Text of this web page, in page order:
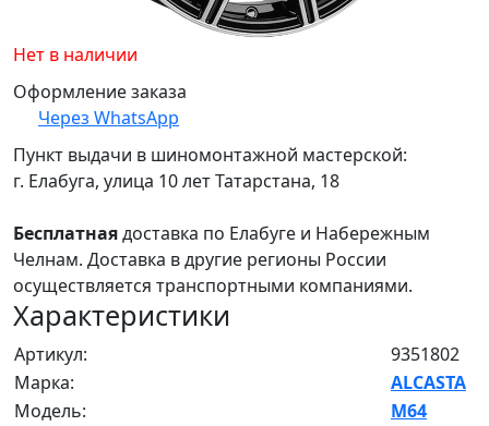
Нет в наличии
Оформление заказа
Через WhatsApp
Пункт выдачи в шиномонтажной мастерской:
г. Елабуга, улица 10 лет Татарстана, 18
Бесплатнаядоставка по Елабуге и Набережным
Челнам. Доставка в другие регионы России
осуществляется транспортными компаниями.
Характеристики
Артикул:
9351802
Марка:
ALCASTA
Модель:
M64